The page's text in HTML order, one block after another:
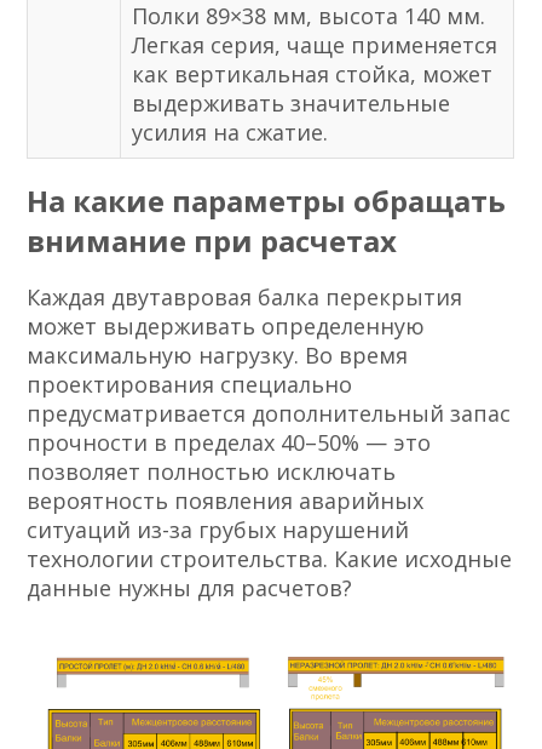
Полки 89×38 мм, высота 140 мм.
Легкая серия, чаще применяется
как вертикальная стойка, может
выдерживать значительные
усилия на сжатие.
На какие параметры обращать
внимание при расчетах
Каждая двутавровая балка перекрытия
может выдерживать определенную
максимальную нагрузку. Во время
проектирования специально
предусматривается дополнительный запас
прочности в пределах 40–50% — это
позволяет полностью исключать
вероятность появления аварийных
ситуаций из-за грубых нарушений
технологии строительства. Какие исходные
данные нужны для расчетов?